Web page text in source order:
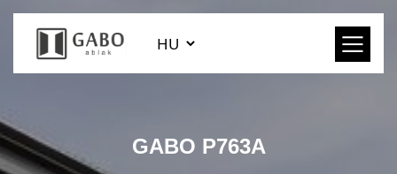
GABO P763A